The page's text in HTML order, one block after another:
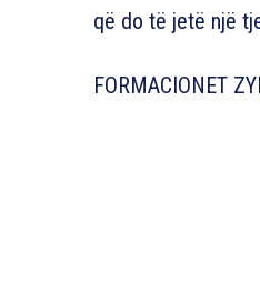
që do të jetë një
FORMACIONET